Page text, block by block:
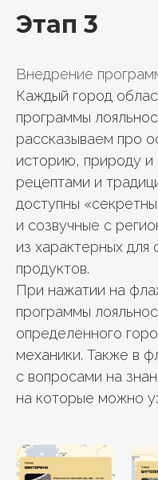
Этап 3
Внедрение
Каждый город
программы
рассказываем про
историю, природу и
рецептами и
доступны
и созвучные с
из характерных для
продуктов.
При нажатии на
программы
определенного
механики. Также в
с вопросами на
на которые можно